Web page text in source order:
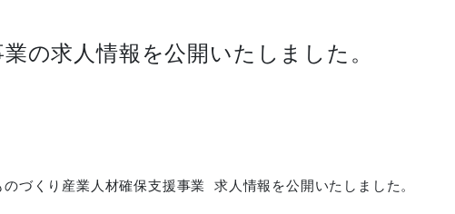
の求人情報を公開いたしました。
づくり産業人材確保支援事業 求人情報を公開いたしました。